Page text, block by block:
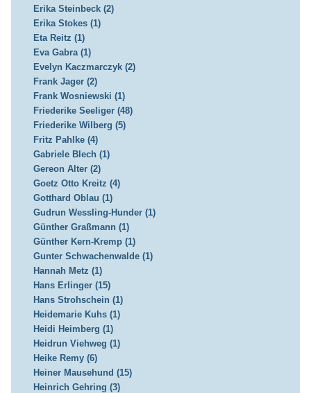
Erika Steinbeck (2)
Erika Stokes (1)
Eta Reitz (1)
Eva Gabra (1)
Evelyn Kaczmarczyk (2)
Frank Jager (2)
Frank Wosniewski (1)
Friederike Seeliger (48)
Friederike Wilberg (5)
Fritz Pahlke (4)
Gabriele Blech (1)
Gereon Alter (2)
Goetz Otto Kreitz (4)
Gotthard Oblau (1)
Gudrun Wessling-Hunder (1)
Günther Graßmann (1)
Günther Kern-Kremp (1)
Gunter Schwachenwalde (1)
Hannah Metz (1)
Hans Erlinger (15)
Hans Strohschein (1)
Heidemarie Kuhs (1)
Heidi Heimberg (1)
Heidrun Viehweg (1)
Heike Remy (6)
Heiner Mausehund (15)
Heinrich Gehring (3)